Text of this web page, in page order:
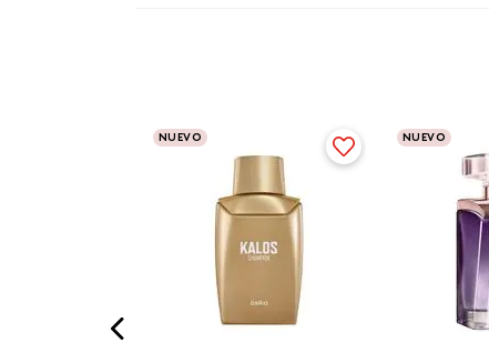
NUEVO NUEVO